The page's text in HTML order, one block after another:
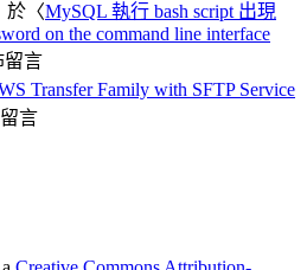
於〈MySQL 執行 bash script 出現
on the command line interface
留言
Transfer Family with SFTP Service
言